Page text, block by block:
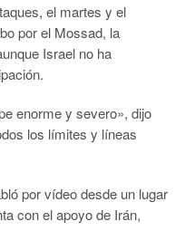
el martes y el
por el Mossad, la
Israel no ha
enorme y severo», dijo
los límites y líneas
por vídeo desde un lugar
con el apoyo de Irán,